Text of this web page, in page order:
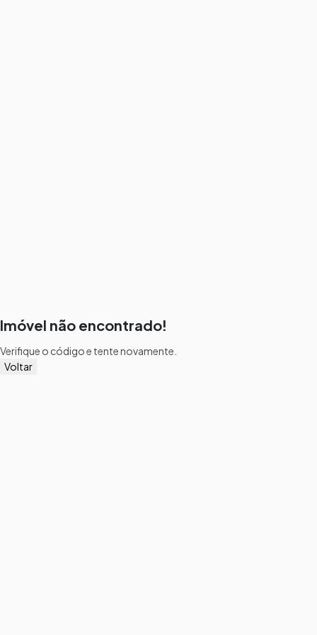
Imóvel não encontrado!
Verifique o código e tente novamente.
Voltar